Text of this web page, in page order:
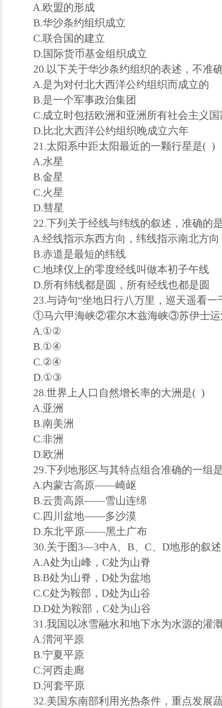
A.欧盟的形成
B.华沙条约组织成立
C.联合国的建立
D.国际货币基金组织成立
20.以下关于华沙条约组织的表述，不准
A.是为对付北大西洋公约组织而成立的
B.是一个军事政治集团
C.成立时包括欧洲和亚洲所有社会主义国
D.比北大西洋公约组织晚成立六年
21.太阳系中距太阳最近的一颗行星是( )
A.水星
B.金星
C.火星
D.彗星
22.下列关于经线与纬线的叙述，准确的
A.经线指示东西方向，纬线指示南北方向
B.赤道是最短的纬线
C.地球仪上的零度经线叫做本初子午线
D.所有纬线都是圆，所有经线也都是圆
23.与诗句“坐地日行八万里，巡天遥看一
①马六甲海峡②霍尔木兹海峡③苏伊士运
A.①②
B.①④
C.②④
D.①③
28.世界上人口自然增长率的大洲是( )
A.亚洲
B.南美洲
C.非洲
D.欧洲
29.下列地形区与其特点组合准确的一组
A.内蒙古高原——崎岖
B.云贵高原——雪山连绵
C.四川盆地——多沙漠
D.东北平原——黑土广布
30.关于图3—3中A、B、C、D地形的叙
A.A处为山峰，C处为山脊
B.B处为山脊，D处为盆地
C.C处为鞍部，D处为山谷
D.D处为鞍部，C处为山谷
31.我国以冰雪融水和地下水为水源的灌
A.渭河平原
B.宁夏平原
C.河西走廊
D.河套平原
32.美国东南部利用光热条件，重点发展